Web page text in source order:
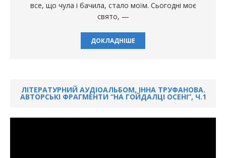
все, що чула і бачила, стало моїм. Сьогодні моє
свято, —
ДОКЛАДНІШЕ
ЛІТЕРАТУРНИЙ АУДІОАЛЬБОМ, ІННА ТРУФАНОВА.
АВТОРСЬКІ ФРАГМЕНТИ “НА ГОЙДАЛЦІ ОСЕНІ”, Ч.1